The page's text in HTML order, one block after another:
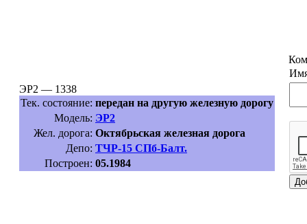
ЭР2 — 1338
Тек. состояние: передан на другую железную дорогу
Модель: ЭР2
Жел. дорога: Октябрьская железная дорога
Депо: ТЧР-15 СПб-Балт.
Построен: 05.1984